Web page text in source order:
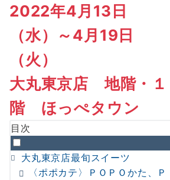
2022年4月13日
（水）～4月19日
（火）
大丸東京店 地階・１
階 ほっぺタウン
目次
大丸東京店最旬スイーツ
〈ポポカテ〉ＰＯＰＯかた、Ｐ